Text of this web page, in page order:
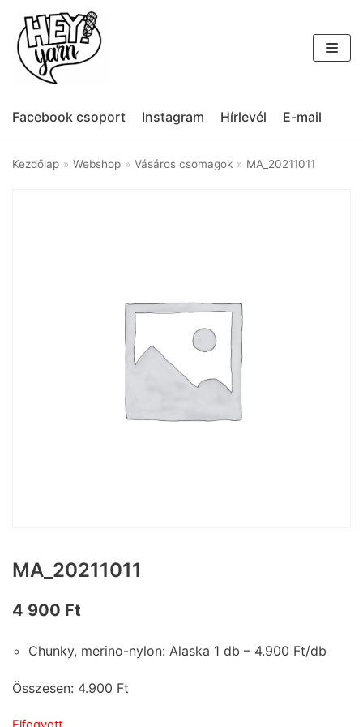
Skip
to
content
Facebook csoport Instagram Hírlevél E-mail
Kezdőlap » Webshop » Vásáros csomagok » MA_20211011
MA_20211011
4 900 Ft
Chunky, merino-nylon: Alaska 1 db – 4.900 Ft/db
Összesen: 4.900 Ft